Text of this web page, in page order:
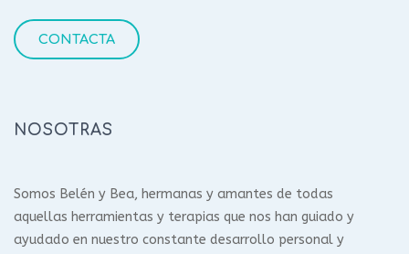
CONTACTA
NOSOTRAS
Somos Belén y Bea, hermanas y amantes de todas
aquellas herramientas y terapias que nos han guiado y
ayudado en nuestro constante desarrollo personal y